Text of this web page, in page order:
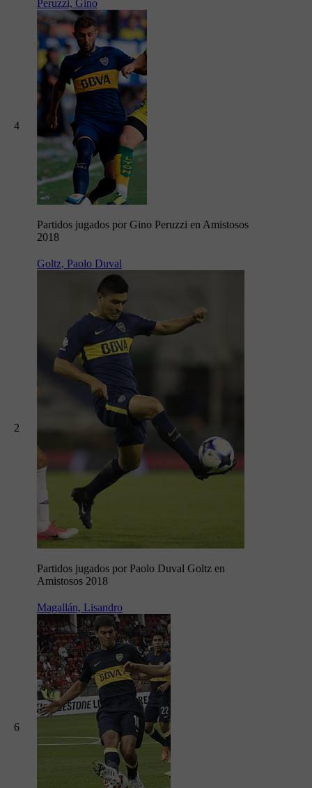
4
Peruzzi, Gino
Partidos jugados por Gino Peruzzi en Amistosos
2018
2
Goltz, Paolo Duval
Partidos jugados por Paolo Duval Goltz en
Amistosos 2018
6
Magallán, Lisandro